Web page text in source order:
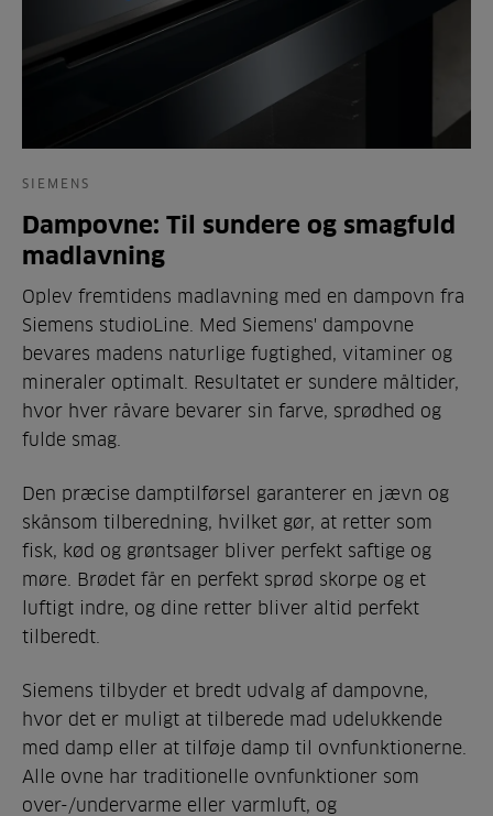
SIEMENS
Dampovne: Til sundere og smagfuld
madlavning
Oplev fremtidens madlavning med en dampovn fra
Siemens studioLine. Med Siemens' dampovne
bevares madens naturlige fugtighed, vitaminer og
mineraler optimalt. Resultatet er sundere måltider,
hvor hver råvare bevarer sin farve, sprødhed og
fulde smag.
Den præcise damptilførsel garanterer en jævn og
skånsom tilberedning, hvilket gør, at retter som
fisk, kød og grøntsager bliver perfekt saftige og
møre. Brødet får en perfekt sprød skorpe og et
luftigt indre, og dine retter bliver altid perfekt
tilberedt.
Siemens tilbyder et bredt udvalg af dampovne,
hvor det er muligt at tilberede mad udelukkende
med damp eller at tilføje damp til ovnfunktionerne.
Alle ovne har traditionelle ovnfunktioner som
over-/undervarme eller varmluft, og